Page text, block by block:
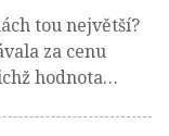
tou největší?
za cenu
hodnota